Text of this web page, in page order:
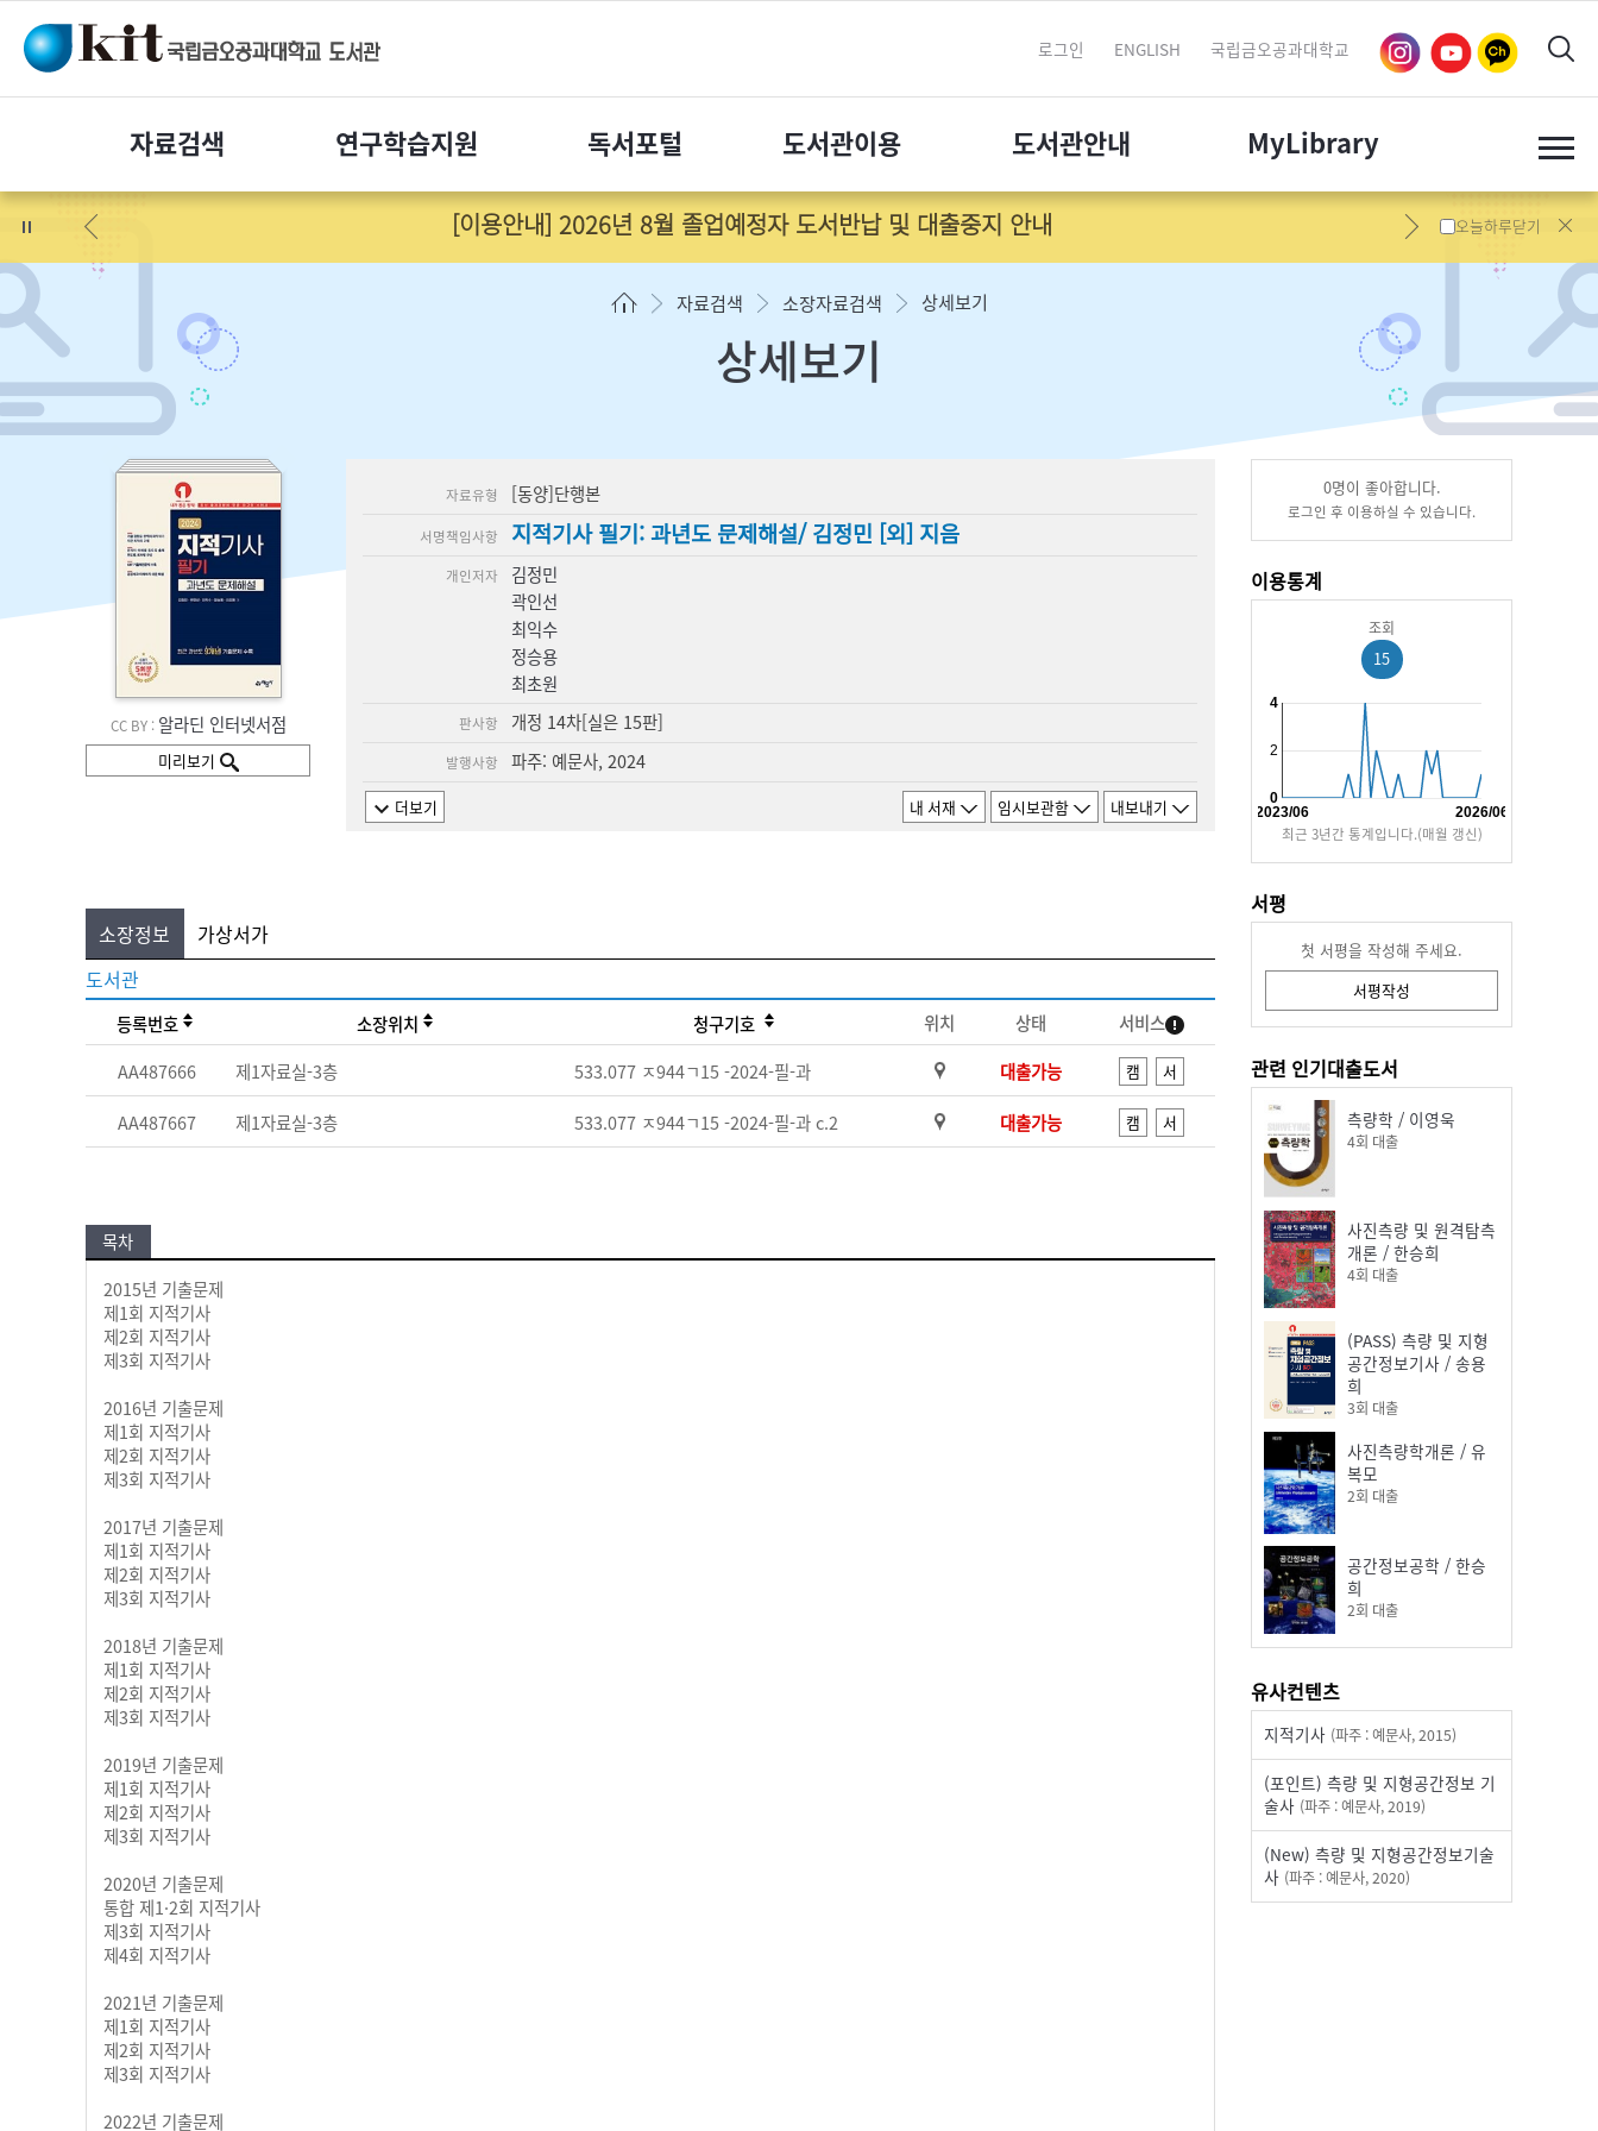
로그인 ENGLISH 국립금오공과대학교
자료검색 연구학습지원 독서포털 도서관이용 도서관안내 MyLibrary
[이용안내] 2026년 8월 졸업예정자 도서반납 및 대출중지 안내 오늘하루닫기
자료검색 소장자료검색 상세보기
상세보기
CC BY : 알라딘 인터넷서점
미리보기
자료유형 [동양]단행본
서명책임사항 지적기사 필기: 과년도 문제해설/ 김정민 [외] 지음
개인저자
김정민
곽인선
최익수
정승용
최초원
판사항 개정 14차[실은 15판]
발행사항 파주: 예문사, 2024
더보기 내 서재 임시보관함 내보내기
소장정보
가상서가
도서관
등록번호 소장위치 청구기호 위치 상태
서비스
AA487666
제1자료실-3층 533.077 ㅈ944ㄱ15 -2024-필-과 대출가능 캠 서
AA487667 제1자료실-3층 533.077 ㅈ944ㄱ15 -2024-필-과 c.2 대출가능 캠 서
목차
2015년 기출문제
제1회 지적기사
제2회 지적기사
제3회 지적기사
2016년 기출문제
제1회 지적기사
제2회 지적기사
제3회 지적기사
2017년 기출문제
제1회 지적기사
제2회 지적기사
제3회 지적기사
2018년 기출문제
제1회 지적기사
제2회 지적기사
제3회 지적기사
2019년 기출문제
제1회 지적기사
제2회 지적기사
제3회 지적기사
2020년 기출문제
통합 제1·2회 지적기사
제3회 지적기사
제4회 지적기사
2021년 기출문제
제1회 지적기사
제2회 지적기사
제3회 지적기사
2022년 기출문제
0명이 좋아합니다.
로그인 후 이용하실 수 있습니다.
이용통계
조회
15
2023/06 2026/06
2
0
4
최근 3년간 통계입니다.(매월 갱신)
서평
첫 서평을 작성해 주세요.
서평작성
관련 인기대출도서
측량학 / 이영욱
4회 대출
사진측량 및 원격탐측
개론 / 한승희
4회 대출
(PASS) 측량 및 지형
공간정보기사 / 송용
희
3회 대출
사진측량학개론 / 유
복모
2회 대출
공간정보공학 / 한승
희
2회 대출
유사컨텐츠
지적기사 (파주 : 예문사, 2015)
(포인트) 측량 및 지형공간정보 기
술사 (파주 : 예문사, 2019)
(New) 측량 및 지형공간정보기술
사 (파주 : 예문사, 2020)